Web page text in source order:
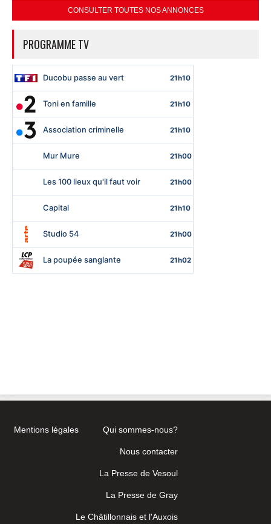
CONSULTER TOUTES NOS ANNONCES
PROGRAMME TV
Mentions légales Qui sommes-nous?
Nous contacter
La Presse de Vesoul
La Presse de Gray
Le Châtillonnais et l'Auxois